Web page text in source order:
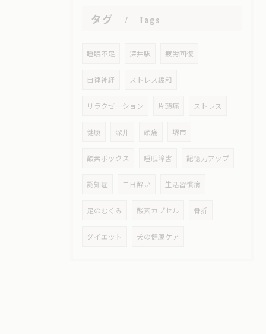
タグ Tags
睡眠不足 深井駅 疲労回復
自律神経 ストレス緩和
リラクゼーション 片頭痛 ストレス
健康 深井 頭痛 堺市
酸素ボックス 睡眠障害 記憶力アップ
認知症 二日酔い 生活習慣病
足のむくみ 酸素カプセル 骨折
ダイエット 犬の健康ケア